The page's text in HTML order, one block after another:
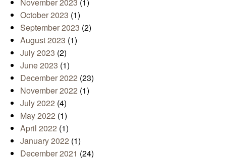
October 2023 (1)
September 2023 (2)
August 2023 (1)
July 2023 (2)
June 2023 (1)
December 2022 (23)
November 2022 (1)
July 2022 (4)
May 2022 (1)
April 2022 (1)
January 2022 (1)
December 2021 (24)